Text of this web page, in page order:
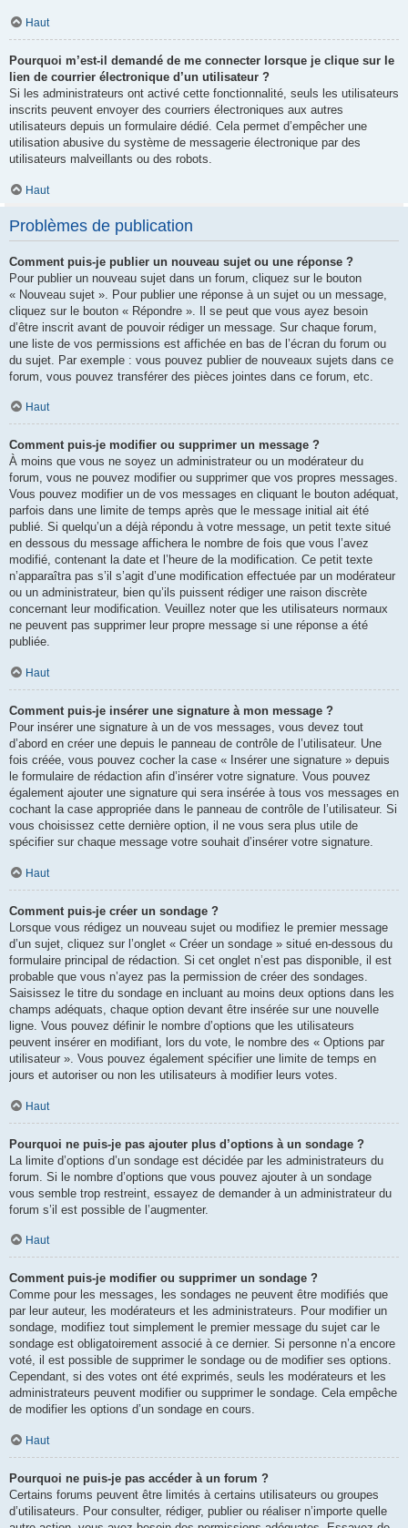
Haut
Pourquoi m’est-il demandé de me connecter lorsque je clique sur le
lien de courrier électronique d’un utilisateur ?
Si les administrateurs ont activé cette fonctionnalité, seuls les utilisateurs
inscrits peuvent envoyer des courriers électroniques aux autres
utilisateurs depuis un formulaire dédié. Cela permet d’empêcher une
utilisation abusive du système de messagerie électronique par des
utilisateurs malveillants ou des robots.
Haut
Problèmes de publication
Comment puis-je publier un nouveau sujet ou une réponse ?
Pour publier un nouveau sujet dans un forum, cliquez sur le bouton
« Nouveau sujet ». Pour publier une réponse à un sujet ou un message,
cliquez sur le bouton « Répondre ». Il se peut que vous ayez besoin
d’être inscrit avant de pouvoir rédiger un message. Sur chaque forum,
une liste de vos permissions est affichée en bas de l’écran du forum ou
du sujet. Par exemple : vous pouvez publier de nouveaux sujets dans ce
forum, vous pouvez transférer des pièces jointes dans ce forum, etc.
Haut
Comment puis-je modifier ou supprimer un message ?
À moins que vous ne soyez un administrateur ou un modérateur du
forum, vous ne pouvez modifier ou supprimer que vos propres messages.
Vous pouvez modifier un de vos messages en cliquant le bouton adéquat,
parfois dans une limite de temps après que le message initial ait été
publié. Si quelqu’un a déjà répondu à votre message, un petit texte situé
en dessous du message affichera le nombre de fois que vous l’avez
modifié, contenant la date et l’heure de la modification. Ce petit texte
n’apparaîtra pas s’il s’agit d’une modification effectuée par un modérateur
ou un administrateur, bien qu’ils puissent rédiger une raison discrète
concernant leur modification. Veuillez noter que les utilisateurs normaux
ne peuvent pas supprimer leur propre message si une réponse a été
publiée.
Haut
Comment puis-je insérer une signature à mon message ?
Pour insérer une signature à un de vos messages, vous devez tout
d’abord en créer une depuis le panneau de contrôle de l’utilisateur. Une
fois créée, vous pouvez cocher la case « Insérer une signature » depuis
le formulaire de rédaction afin d’insérer votre signature. Vous pouvez
également ajouter une signature qui sera insérée à tous vos messages en
cochant la case appropriée dans le panneau de contrôle de l’utilisateur. Si
vous choisissez cette dernière option, il ne vous sera plus utile de
spécifier sur chaque message votre souhait d’insérer votre signature.
Haut
Comment puis-je créer un sondage ?
Lorsque vous rédigez un nouveau sujet ou modifiez le premier message
d’un sujet, cliquez sur l’onglet « Créer un sondage » situé en-dessous du
formulaire principal de rédaction. Si cet onglet n’est pas disponible, il est
probable que vous n’ayez pas la permission de créer des sondages.
Saisissez le titre du sondage en incluant au moins deux options dans les
champs adéquats, chaque option devant être insérée sur une nouvelle
ligne. Vous pouvez définir le nombre d’options que les utilisateurs
peuvent insérer en modifiant, lors du vote, le nombre des « Options par
utilisateur ». Vous pouvez également spécifier une limite de temps en
jours et autoriser ou non les utilisateurs à modifier leurs votes.
Haut
Pourquoi ne puis-je pas ajouter plus d’options à un sondage ?
La limite d’options d’un sondage est décidée par les administrateurs du
forum. Si le nombre d’options que vous pouvez ajouter à un sondage
vous semble trop restreint, essayez de demander à un administrateur du
forum s’il est possible de l’augmenter.
Haut
Comment puis-je modifier ou supprimer un sondage ?
Comme pour les messages, les sondages ne peuvent être modifiés que
par leur auteur, les modérateurs et les administrateurs. Pour modifier un
sondage, modifiez tout simplement le premier message du sujet car le
sondage est obligatoirement associé à ce dernier. Si personne n’a encore
voté, il est possible de supprimer le sondage ou de modifier ses options.
Cependant, si des votes ont été exprimés, seuls les modérateurs et les
administrateurs peuvent modifier ou supprimer le sondage. Cela empêche
de modifier les options d’un sondage en cours.
Haut
Pourquoi ne puis-je pas accéder à un forum ?
Certains forums peuvent être limités à certains utilisateurs ou groupes
d’utilisateurs. Pour consulter, rédiger, publier ou réaliser n’importe quelle